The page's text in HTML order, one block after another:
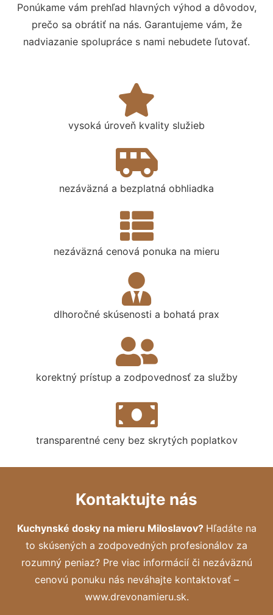
Ponúkame vám prehľad hlavných výhod a dôvodov,
prečo sa obrátiť na nás. Garantujeme vám, že
nadviazanie spolupráce s nami nebudete ľutovať.
vysoká úroveň kvality služieb
nezáväzná a bezplatná obhliadka
nezáväzná cenová ponuka na mieru
dlhoročné skúsenosti a bohatá prax
korektný prístup a zodpovednosť za služby
transparentné ceny bez skrytých poplatkov
Kontaktujte nás
Kuchynské dosky na mieru Miloslavov? Hľadáte na
to skúsených a zodpovedných profesionálov za
rozumný peniaz? Pre viac informácií či nezáväznú
cenovú ponuku nás neváhajte kontaktovať –
www.drevonamieru.sk.